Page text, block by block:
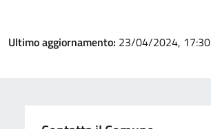
Ultimo aggiornamento: 23/04/2024, 17:30